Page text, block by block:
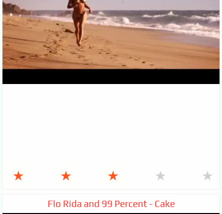
★ ★ ★ ★ ★
Flo Rida and 99 Percent - Cake